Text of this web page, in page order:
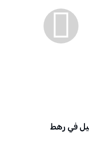
في رهط